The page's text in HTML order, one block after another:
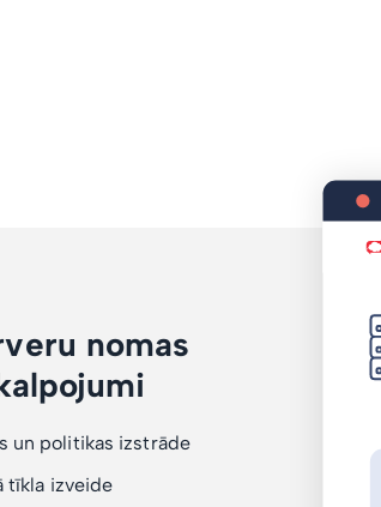
nomas
un politikas izstrāde
tīkla izveide